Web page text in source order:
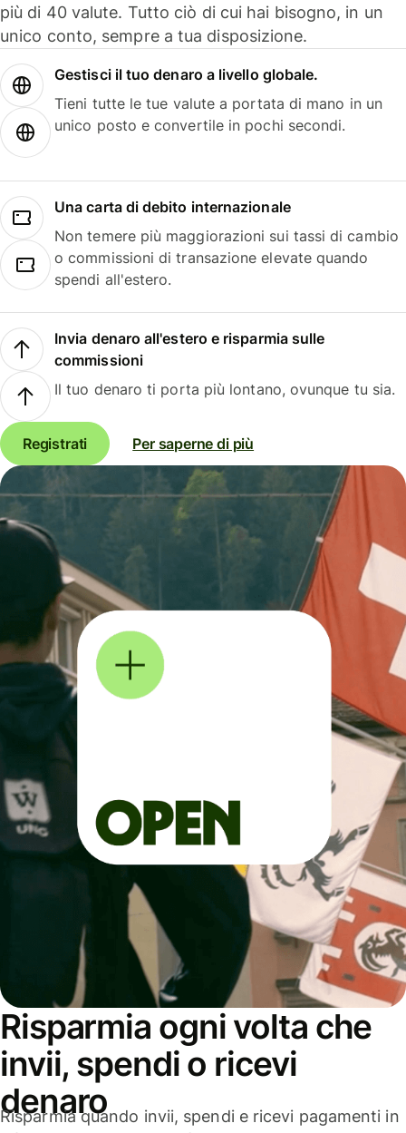
più di 40 valute. Tutto ciò di cui hai bisogno, in un
unico conto, sempre a tua disposizione.
Gestisci il tuo denaro a livello globale.
Tieni tutte le tue valute a portata di mano in un
unico posto e convertile in pochi secondi.
Una carta di debito internazionale
Non temere più maggiorazioni sui tassi di cambio
o commissioni di transazione elevate quando
spendi all'estero.
Invia denaro all'estero e risparmia sulle
commissioni
Il tuo denaro ti porta più lontano, ovunque tu sia.
Registrati Per saperne di più
Risparmia ogni volta che
invii, spendi o ricevi
denaro
Risparmia quando invii, spendi e ricevi pagamenti in